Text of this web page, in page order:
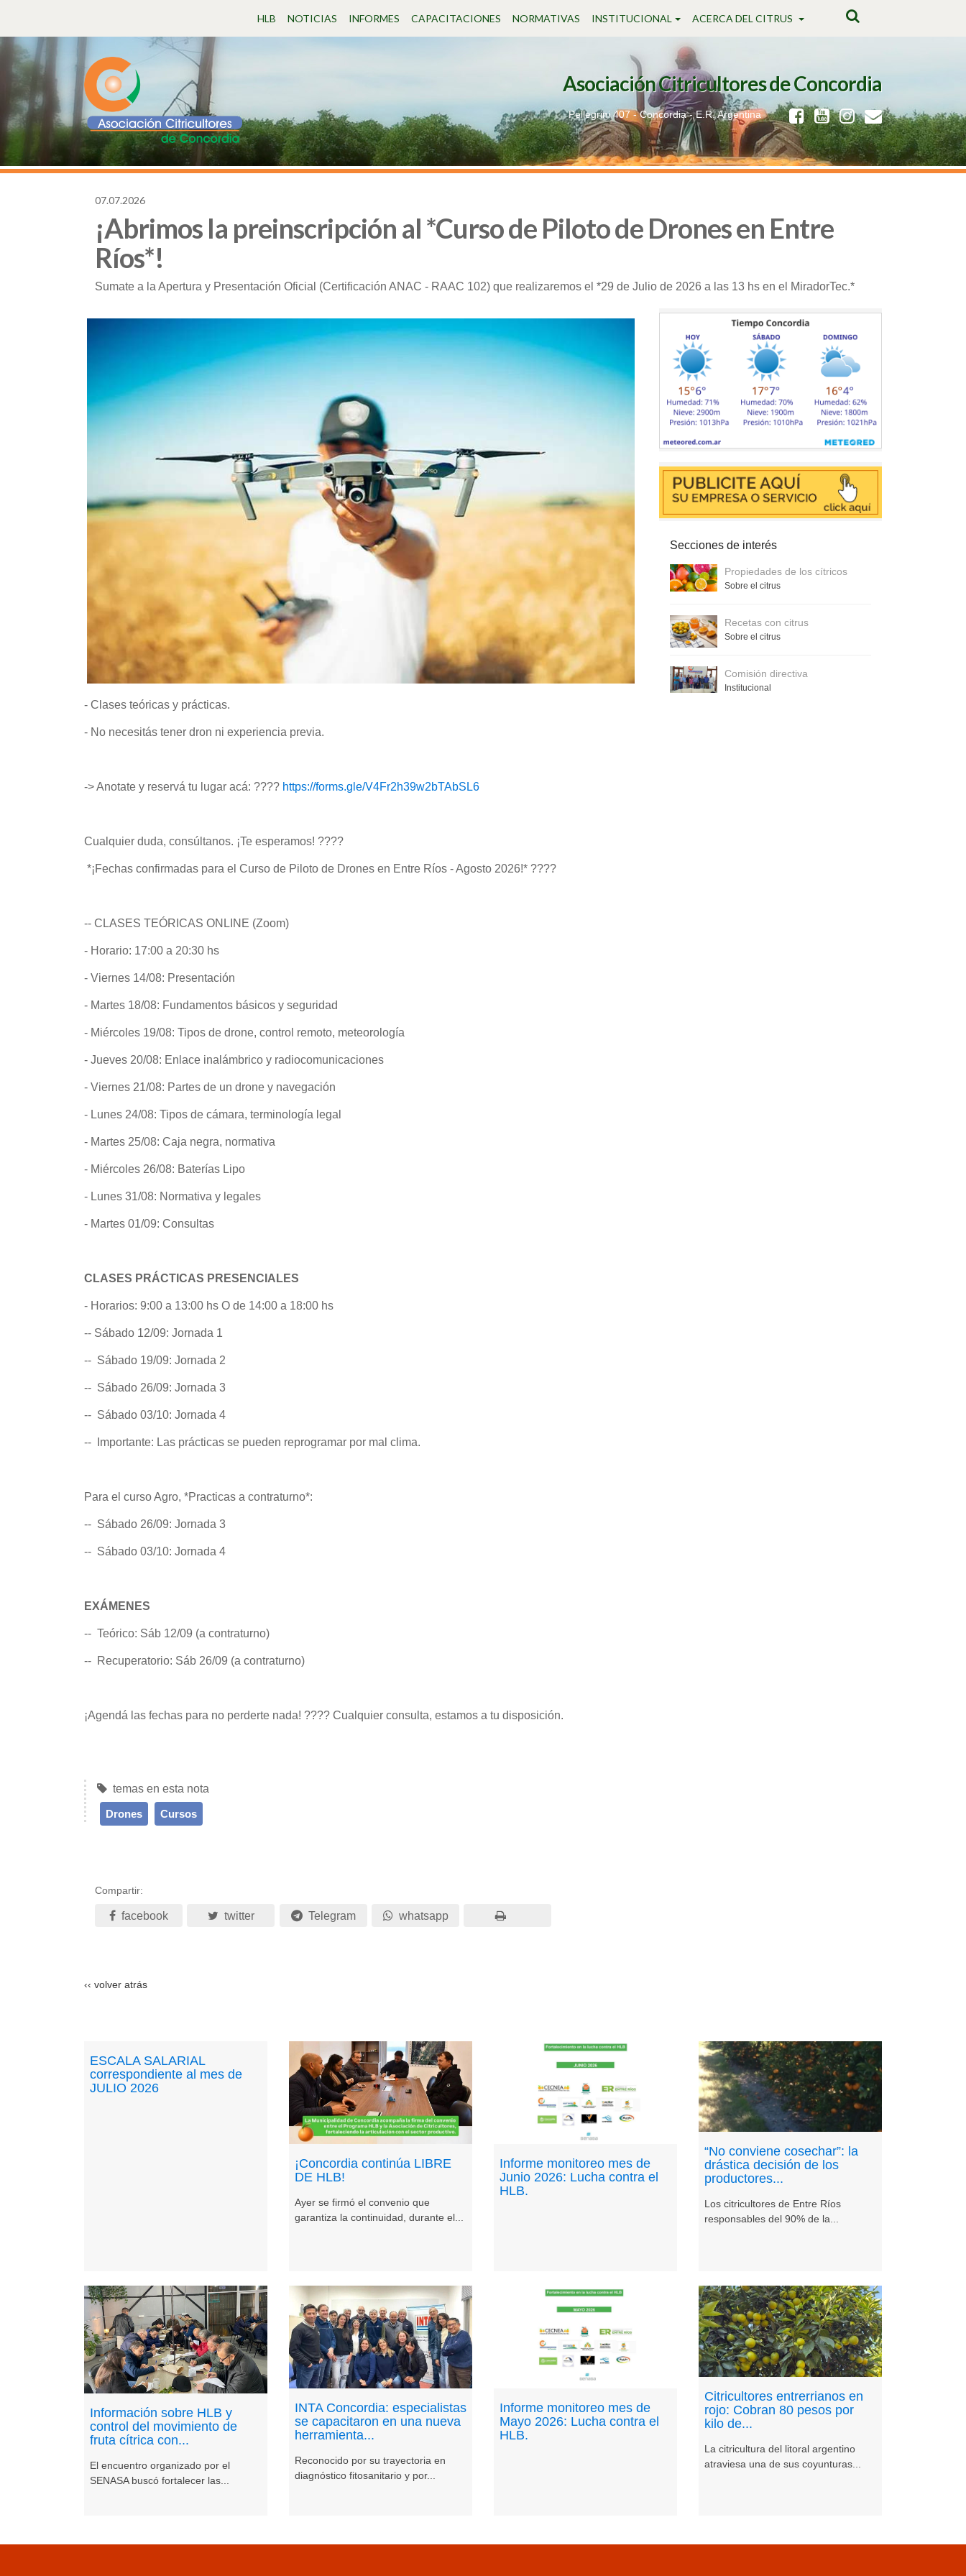
HLB NOTICIAS INFORMES CAPACITACIONES NORMATIVAS INSTITUCIONAL ACERCA DEL CITRUS
Asociación Citricultores de Concordia
Pellegrini 407 - Concordia - E.R. Argentina
07.07.2026
¡Abrimos la preinscripción al *Curso de Piloto de Drones en Entre
Ríos*!
Sumate a la Apertura y Presentación Oficial (Certificación ANAC - RAAC 102) que realizaremos el *29 de Julio de 2026 a las 13 hs en el MiradorTec.*
- Clases teóricas y prácticas.
- No necesitás tener dron ni experiencia previa.
-> Anotate y reservá tu lugar acá: ???? https://forms.gle/V4Fr2h39w2bTAbSL6
Cualquier duda, consúltanos. ¡Te esperamos! ????
*¡Fechas confirmadas para el Curso de Piloto de Drones en Entre Ríos - Agosto 2026!* ????
-- CLASES TEÓRICAS ONLINE (Zoom)
- Horario: 17:00 a 20:30 hs
- Viernes 14/08: Presentación
- Martes 18/08: Fundamentos básicos y seguridad
- Miércoles 19/08: Tipos de drone, control remoto, meteorología
- Jueves 20/08: Enlace inalámbrico y radiocomunicaciones
- Viernes 21/08: Partes de un drone y navegación
- Lunes 24/08: Tipos de cámara, terminología legal
- Martes 25/08: Caja negra, normativa
- Miércoles 26/08: Baterías Lipo
- Lunes 31/08: Normativa y legales
- Martes 01/09: Consultas
CLASES PRÁCTICAS PRESENCIALES
- Horarios: 9:00 a 13:00 hs O de 14:00 a 18:00 hs
-- Sábado 12/09: Jornada 1
-- Sábado 19/09: Jornada 2
-- Sábado 26/09: Jornada 3
-- Sábado 03/10: Jornada 4
-- Importante: Las prácticas se pueden reprogramar por mal clima.
Para el curso Agro, *Practicas a contraturno*:
-- Sábado 26/09: Jornada 3
-- Sábado 03/10: Jornada 4
EXÁMENES
-- Teórico: Sáb 12/09 (a contraturno)
-- Recuperatorio: Sáb 26/09 (a contraturno)
¡Agendá las fechas para no perderte nada! ???? Cualquier consulta, estamos a tu disposición.
temas en esta nota
Drones Cursos
Compartir:
facebook twitter Telegram whatsapp
‹‹ volver atrás
Secciones de interés
Propiedades de los cítricos
Sobre el citrus
Recetas con citrus
Sobre el citrus
Comisión directiva
Institucional
ESCALA SALARIAL
correspondiente al mes de
JULIO 2026
¡Concordia continúa LIBRE
DE HLB!
Ayer se firmó el convenio que
garantiza la continuidad, durante el...
Informe monitoreo mes de
Junio 2026: Lucha contra el
HLB.
“No conviene cosechar”: la
drástica decisión de los
productores...
Los citricultores de Entre Ríos
responsables del 90% de la...
Información sobre HLB y
control del movimiento de
fruta cítrica con...
El encuentro organizado por el
SENASA buscó fortalecer las...
INTA Concordia: especialistas
se capacitaron en una nueva
herramienta...
Reconocido por su trayectoria en
diagnóstico fitosanitario y por...
Informe monitoreo mes de
Mayo 2026: Lucha contra el
HLB.
Citricultores entrerrianos en
rojo: Cobran 80 pesos por
kilo de...
La citricultura del litoral argentino
atraviesa una de sus coyunturas...